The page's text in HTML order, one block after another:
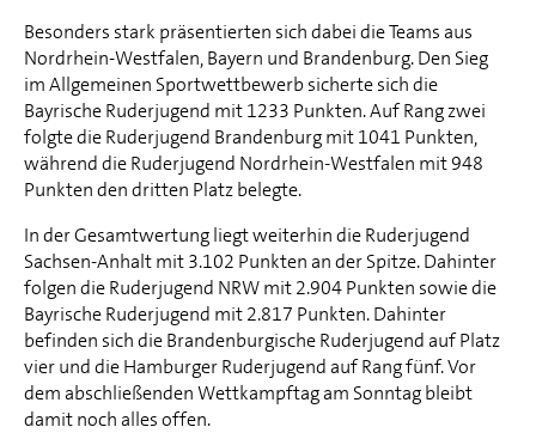
Besonders stark präsentierten sich dabei die Teams aus
Nordrhein-Westfalen, Bayern und Brandenburg. Den Sieg
im Allgemeinen Sportwettbewerb sicherte sich die
Bayrische Ruderjugend mit 1233 Punkten. Auf Rang zwei
folgte die Ruderjugend Brandenburg mit 1041 Punkten,
während die Ruderjugend Nordrhein-Westfalen mit 948
Punkten den dritten Platz belegte.
In der Gesamtwertung liegt weiterhin die Ruderjugend
Sachsen-Anhalt mit 3.102 Punkten an der Spitze. Dahinter
folgen die Ruderjugend NRW mit 2.904 Punkten sowie die
Bayrische Ruderjugend mit 2.817 Punkten. Dahinter
befinden sich die Brandenburgische Ruderjugend auf Platz
vier und die Hamburger Ruderjugend auf Rang fünf. Vor
dem abschließenden Wettkampftag am Sonntag bleibt
damit noch alles offen.